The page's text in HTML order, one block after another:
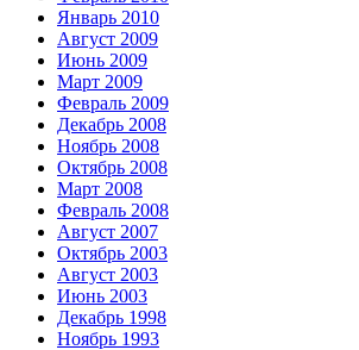
Январь 2010
Август 2009
Июнь 2009
Март 2009
Февраль 2009
Декабрь 2008
Ноябрь 2008
Октябрь 2008
Март 2008
Февраль 2008
Август 2007
Октябрь 2003
Август 2003
Июнь 2003
Декабрь 1998
Ноябрь 1993